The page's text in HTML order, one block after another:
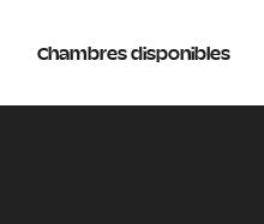
Chambres disponibles